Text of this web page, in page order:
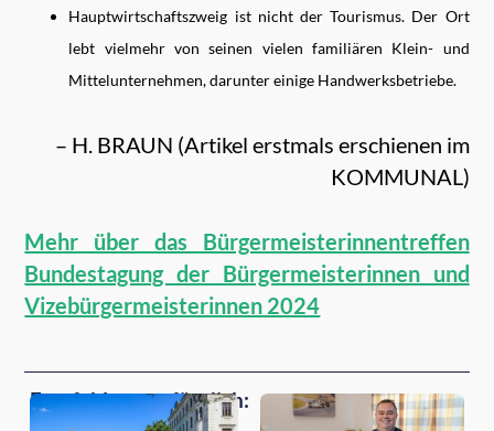
Hauptwirtschaftszweig ist nicht der Tourismus. Der Ort
lebt vielmehr von seinen vielen familiären Klein- und
Mittelunternehmen, darunter einige Handwerksbetriebe.
– H. BRAUN (Artikel erstmals erschienen im
KOMMUNAL)
Mehr über das Bürgermeisterinnentreffen
Bundestagung der Bürgermeisterinnen und
Vizebürgermeisterinnen 2024
Empfehlungen für dich: